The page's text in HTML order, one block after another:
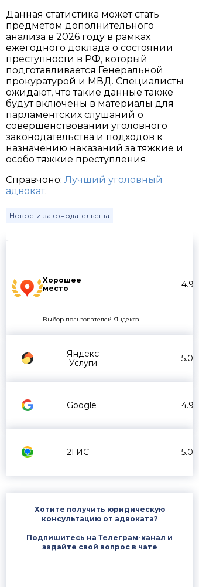
Хорошее
место
4.9
Выбор пользователей Яндекса
Яндекс
Услуги
5.0
Google 4.9
2ГИС 5.0
Хотите получить юридическую
консультацию от адвоката?
Подпишитесь на Телеграм-канал и
задайте свой вопрос в чате
Данная статистика может стать
предметом дополнительного
анализа в 2026 году в рамках
ежегодного доклада о состоянии
преступности в РФ, который
подготавливается Генеральной
прокуратурой и МВД. Специалисты
ожидают, что такие данные также
будут включены в материалы для
парламентских слушаний о
совершенствовании уголовного
законодательства и подходов к
назначению наказаний за тяжкие и
особо тяжкие преступления.
Справчоно: Лучший уголовный
адвокат.
Новости законодательства